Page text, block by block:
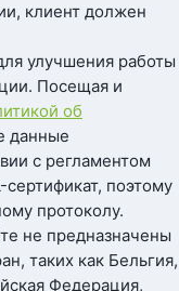
клиент должен
улучшения работы
Посещая и
об
данные
с регламентом
сертификат, поэтому
протоколу.
не предназначены
таких как Бельгия,
Федерация,